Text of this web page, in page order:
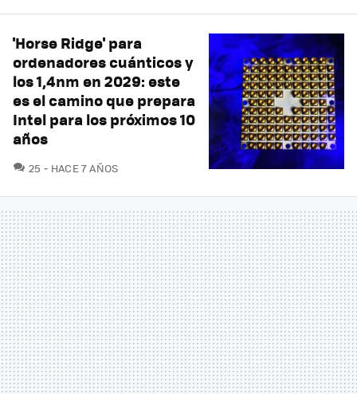
'Horse Ridge' para
ordenadores cuánticos y
los 1,4nm en 2029: este
es el camino que prepara
Intel para los próximos 10
años
25 COMENTARIOS
HACE 7 AÑOS